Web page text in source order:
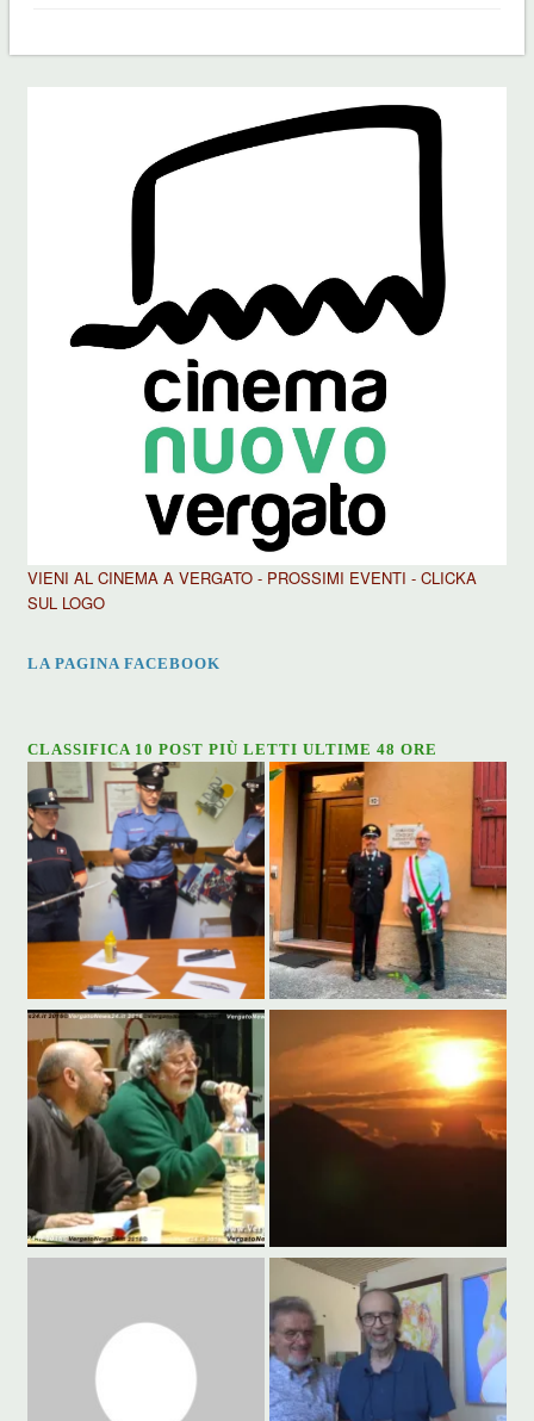
VIENI AL CINEMA A VERGATO - PROSSIMI EVENTI - CLICKA
SUL LOGO
LA PAGINA FACEBOOK
CLASSIFICA 10 POST PIÙ LETTI ULTIME 48 ORE